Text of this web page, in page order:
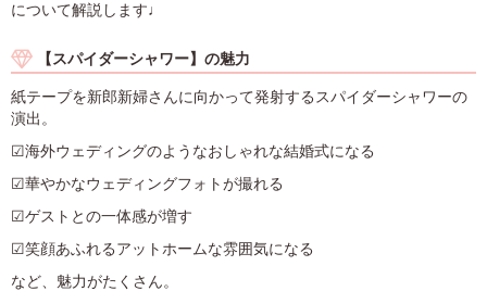
について解説します♩
【スパイダーシャワー】の魅力
紙テープを新郎新婦さんに向かって発射するスパイダーシャワーの
演出。
☑海外ウェディングのようなおしゃれな結婚式になる
☑華やかなウェディングフォトが撮れる
☑ゲストとの一体感が増す
☑笑顔あふれるアットホームな雰囲気になる
など、魅力がたくさん。